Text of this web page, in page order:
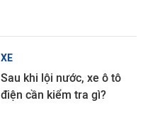
XE
Sau khi lội nước, xe ô tô
điện cần kiểm tra gì?